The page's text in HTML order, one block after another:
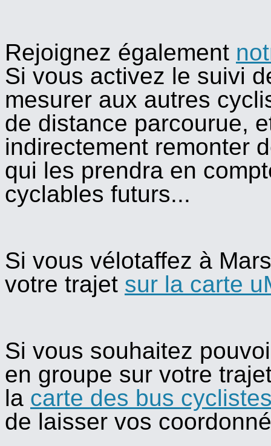
Rejoignez également
Si vous activez le suivi
mesurer aux autres
de distance parcourue,
indirectement remonter
qui les prendra en
cyclables futurs...
Si vous vélotaffez à
votre trajet sur la carte
Si vous souhaitez
en groupe sur votre
la carte des bus
de laisser vos